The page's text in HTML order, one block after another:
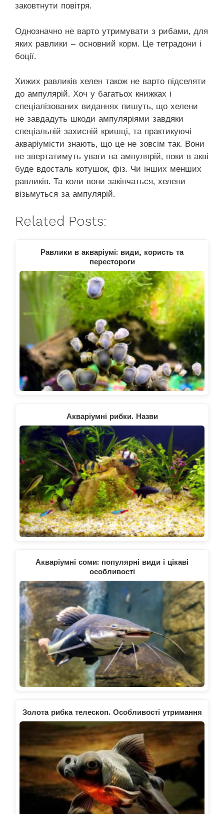
заковтнути повітря.
Однозначно не варто утримувати з рибами, для
яких равлики – основний корм. Це тетрадони і
боції.
Хижих равликів хелен також не варто підселяти
до ампулярій. Хоч у багатьох книжках і
спеціалізованих виданнях пишуть, що хелени
не завдадуть шкоди ампуляріями завдяки
спеціальній захисній кришці, та практикуючі
акваріумісти знають, що це не зовсім так. Вони
не звертатимуть уваги на ампулярій, поки в акві
буде вдосталь котушок, фіз. Чи інших менших
равликів. Та коли вони закінчаться, хелени
візьмуться за ампулярій.
Related Posts:
Равлики в акваріумі: види, користь та
перестороги
Акваріумні рибки. Назви
Акваріумні соми: популярні види і цікаві
особливості
Золота рибка телескоп. Особливості утримання